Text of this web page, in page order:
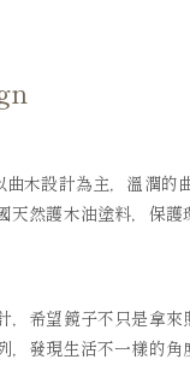
木設計為主，溫潤的
天然護木油塗料，保護
，希望鏡子不只是拿來
發現生活不一樣的角